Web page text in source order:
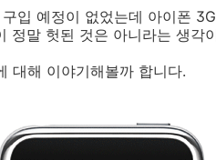
입 예정이 없었는데 아이폰
정말 헛된 것은 아니라는 생각
대해 이야기해볼까 합니다.